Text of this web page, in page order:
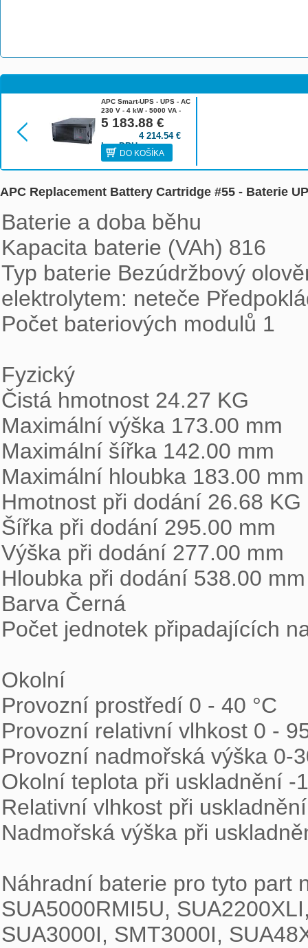
APC Smart-UPS - UPS - AC
230 V - 4 kW - 5000 VA -
Ethernet 10/100, RS-232 -
výstupní konektory: 10
SUA5000RMI5U
5 183.88 €
4 214.54€
bez DPH
DO KOŠÍKA
APC Replacement Battery Cartridge #55 - Baterie
Baterie a doba běhu
Kapacita baterie (VAh) 816
Typ baterie Bezúdržbový
elektrolytem: neteče
Počet bateriových modulů 1
Fyzický
Čistá hmotnost 24.27 KG
Maximální výška 173.00 mm
Maximální šířka 142.00 mm
Maximální hloubka 183.00 mm
Hmotnost při dodání 26.68 KG
Šířka při dodání 295.00 mm
Výška při dodání 277.00 mm
Hloubka při dodání 538.00 mm
Barva Černá
Počet jednotek připadajících
Okolní
Provozní prostředí 0 - 40 °C
Provozní relativní vlhkost 0 -
Provozní nadmořská výška 0-
Okolní teplota při uskladnění -
Relativní vlhkost při
Nadmořská výška při
Náhradní baterie pro tyto part
SUA5000RMI5U,
SUA3000I, SMT3000I,